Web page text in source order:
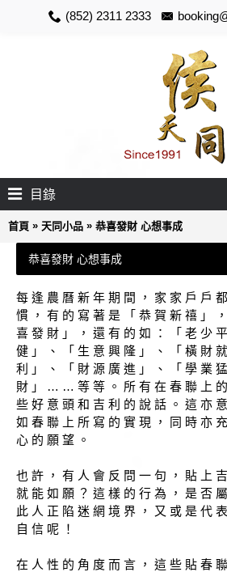
(852) 2311 2333
目錄
首頁 » 天同小品 » 恭喜發財 心想事成
恭喜發財 心想事成
每 逢 農 曆 新 年 期 間 ， 家 家 戶 戶
慣 ， 有 的 寫 著 是 「 恭 賀 新 禧 」
喜 發 財 」 ， 還 有 的 如 ： 「 老 少
健 」 、 「 生 意 興 隆 」 、 「 橫 財
利 」 、 「 財 源 廣 進 」 、 「 學 業
財 」 … … 等 等 。 所 有 在 春 聯 上
些 好 意 頭 和 吉 利 的 說 話 。 這 亦
如 春 聯 上 所 寫 的 實 現 ， 同 時 亦
心 的 願 望 。
也 許 ， 有 人 會 反 問 一 句 ， 貼 上
就 能 如 願 ？ 這 樣 的 行 為 ， 是 否
此 人 正 陷 迷 網 境 界 ， 又 或 是 代
自 信 呢 ！
在 人 性 的 角 度 而 言 ， 這 些 貼 春